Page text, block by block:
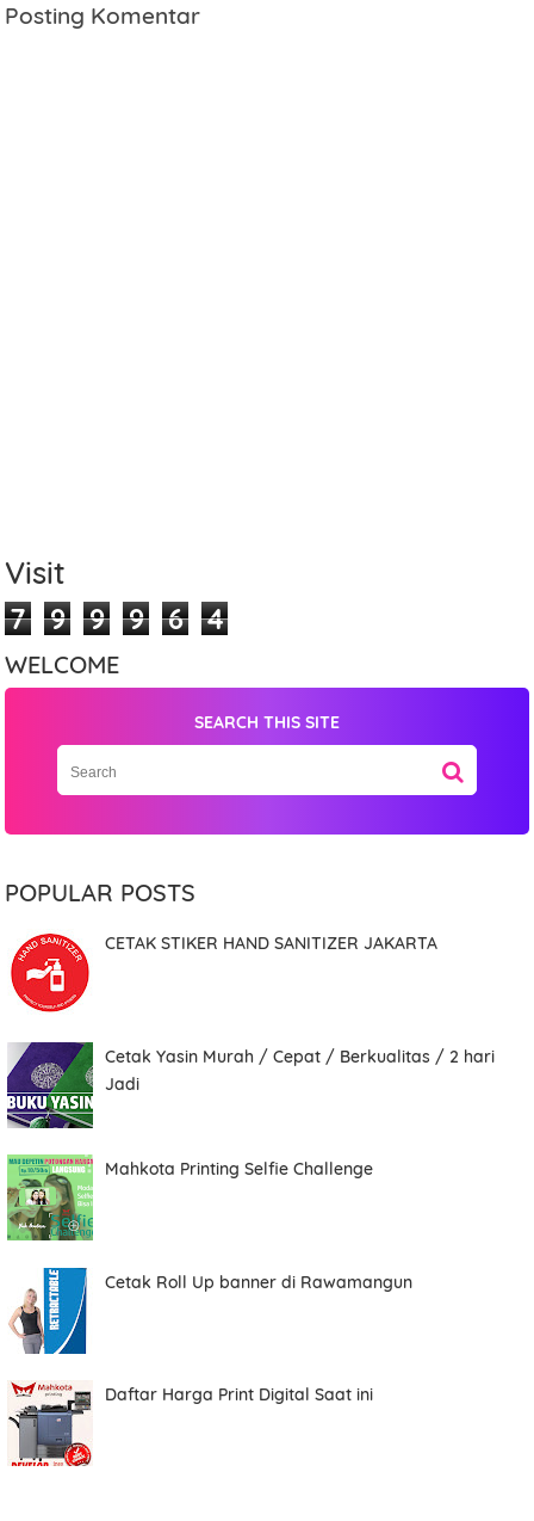
Posting Komentar
Visit
7 9 9 9 6 4
WELCOME
SEARCH THIS SITE
POPULAR POSTS
CETAK STIKER HAND SANITIZER JAKARTA
Cetak Yasin Murah / Cepat / Berkualitas / 2 hari
Jadi
Mahkota Printing Selfie Challenge
Cetak Roll Up banner di Rawamangun
Daftar Harga Print Digital Saat ini
Item Choices
Total
Date
Comment